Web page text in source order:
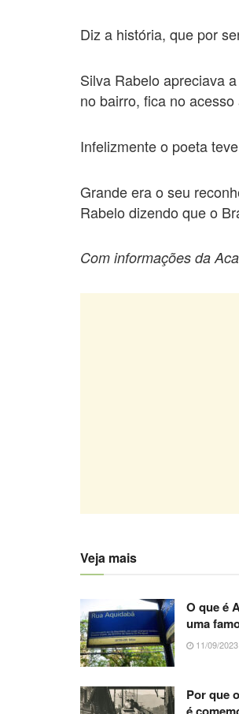
Diz a história, que por
Silva Rabelo apreciava
no bairro, fica no
Infelizmente o poeta
Grande era o seu
Rabelo dizendo que o
Com informações da
Veja mais
O que é
uma
11/09/2023
Por que
é